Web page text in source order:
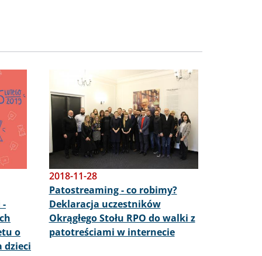
-
o
dzieci
2018-11-28
Patostreaming - co robimy?
Deklaracja uczestników
Okrągłego Stołu RPO do walki z
patotreściami w internecie